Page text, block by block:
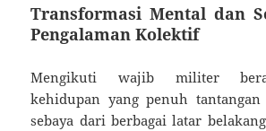
Transformasi Mental dan
Pengalaman Kolektif
Mengikuti wajib militer
kehidupan yang penuh tantangan
sebaya dari berbagai latar